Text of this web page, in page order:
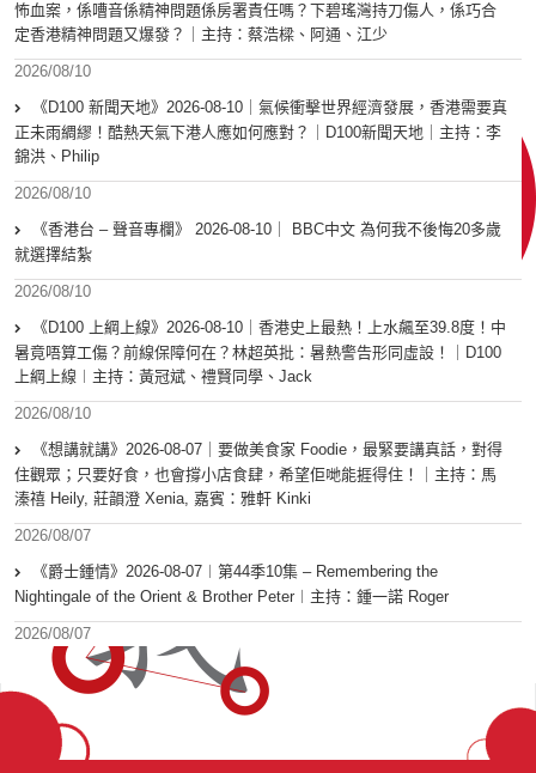
怖血案，係嘈音係精神問題係房署責任嗎？下碧瑤灣持刀傷人，係巧合
定香港精神問題又爆發？｜主持：蔡浩樑、阿通、江少
2026/08/10
《D100 新聞天地》2026-08-10｜氣候衝擊世界經濟發展，香港需要真
正未雨綢繆！酷熱天氣下港人應如何應對？｜D100新聞天地｜主持：李
錦洪、Philip
2026/08/10
《香港台 – 聲音專欄》 2026-08-10｜ BBC中文 為何我不後悔20多歲
就選擇結紮
2026/08/10
《D100 上綱上線》2026-08-10｜香港史上最熱！上水飆至39.8度！中
暑竟唔算工傷？前線保障何在？林超英批：暑熱警告形同虛設！｜D100
上綱上線︱主持：黃冠斌、禮賢同學、Jack
2026/08/10
《想講就講》2026-08-07｜要做美食家 Foodie，最緊要講真話，對得
住觀眾；只要好食，也會撐小店食肆，希望佢哋能捱得住！｜主持：馬
溱禧 Heily, 莊韻澄 Xenia, 嘉賓：雅軒 Kinki
2026/08/07
《爵士鍾情》2026-08-07︱第44季10集 – Remembering the
Nightingale of the Orient & Brother Peter︱主持：鍾一諾 Roger
2026/08/07